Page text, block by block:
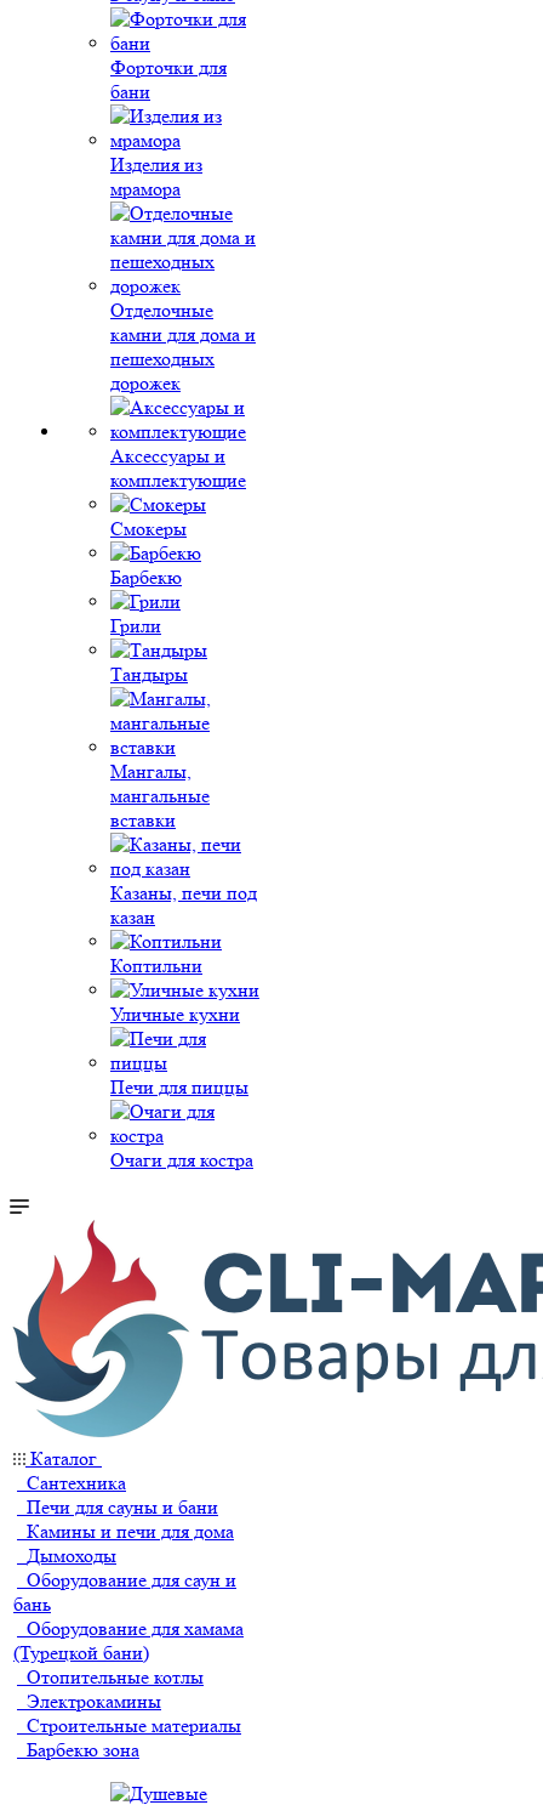
Форточки для
бани
Изделия из
мрамора
Отделочные
камни для дома и
пешеходных
дорожек
Аксессуары и
комплектующие
Смокеры
Барбекю
Грили
Тандыры
Мангалы,
мангальные
вставки
Казаны, печи под
казан
Коптильни
Уличные кухни
Печи для пиццы
Очаги для костра
Каталог
Сантехника
Печи для сауны и бани
Камины и печи для дома
Дымоходы
Оборудование для саун и
бань
Оборудование для хамама
(Турецкой бани)
Отопительные котлы
Электрокамины
Строительные материалы
Барбекю зона